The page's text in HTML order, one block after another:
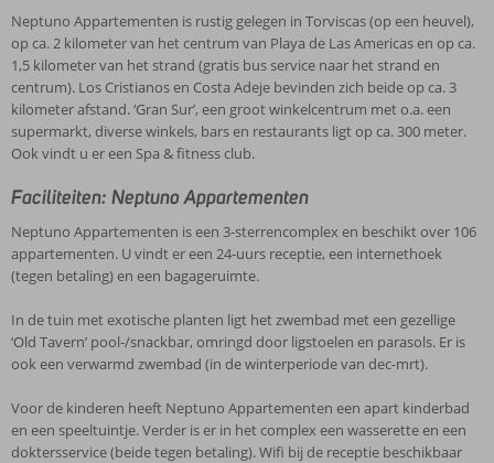
Neptuno Appartementen is rustig gelegen in Torviscas (op een heuvel),
op ca. 2 kilometer van het centrum van Playa de Las Americas en op ca.
1,5 kilometer van het strand (gratis bus service naar het strand en
centrum). Los Cristianos en Costa Adeje bevinden zich beide op ca. 3
kilometer afstand. ‘Gran Sur’, een groot winkelcentrum met o.a. een
supermarkt, diverse winkels, bars en restaurants ligt op ca. 300 meter.
Ook vindt u er een Spa & fitness club.
Faciliteiten: Neptuno Appartementen
Neptuno Appartementen is een 3-sterrencomplex en beschikt over 106
appartementen. U vindt er een 24-uurs receptie, een internethoek
(tegen betaling) en een bagageruimte.
In de tuin met exotische planten ligt het zwembad met een gezellige
‘Old Tavern’ pool-/snackbar, omringd door ligstoelen en parasols. Er is
ook een verwarmd zwembad (in de winterperiode van dec-mrt).
Voor de kinderen heeft Neptuno Appartementen een apart kinderbad
en een speeltuintje. Verder is er in het complex een wasserette en een
doktersservice (beide tegen betaling). Wifi bij de receptie beschikbaar